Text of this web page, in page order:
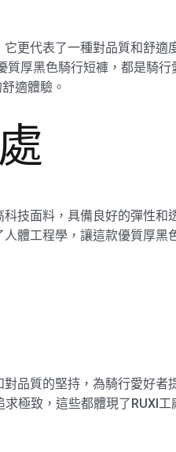
更代表了一種對品質和舒適
厚黑色騎行短褲，都是騎
適體驗。
技面料，具備良好的彈性和
體工程學，讓這款優質厚黑
品質的堅持，為騎行愛好者
極致，這些都體現了RUXI